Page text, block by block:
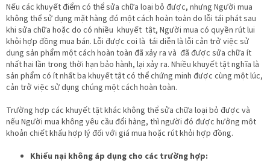
Nếu các khuyết điểm có thể sửa chữa loại bỏ được, nhưng Người mua
không thể sử dụng mặt hàng đó một cách hoàn toàn do lỗi tái phát sau
khi sửa chữa hoặc do có nhiều khuyết tật, Người mua có quyền rút lui
khỏi hợp đồng mua bán. Lỗi được coi là tái diễn là lỗi cản trở việc sử
dụng sản phẩm một cách hoàn toàn đã xảy ra và đã được sửa chữa ít
nhất hai lần trong thời hạn bảo hành, lại xảy ra. Nhiều khuyết tật nghĩa là
sản phẩm có ít nhất ba khuyết tật có thể chứng minh được cùng một lúc,
cản trở việc sử dụng chúng một cách hoàn toàn.
Trường hợp các khuyết tật khác không thể sửa chữa loại bỏ được và
nếu Người mua không yêu cầu đổi hàng, thì người đó được hưởng một
khoản chiết khấu hợp lý đối với giá mua hoặc rút khỏi hợp đồng.
Khiếu nại không áp dụng cho các trường hợp: